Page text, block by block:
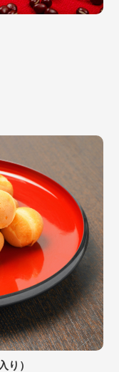
り）